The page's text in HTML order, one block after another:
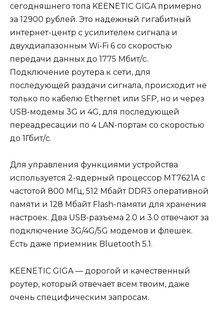
сегодняшнего топа KEENETIC GIGA примерно
за 12900 рублей. Это надежный гигабитный
интернет-центр с усилителем сигнала и
двухдиапазонным Wi-Fi 6 со скоростью
передачи данных до 1775 Мбит/с.
Подключение роутера к сети, для
последующей раздачи сигнала, происходит не
только по кабелю Ethernet или SFP, но и через
USB-модемы 3G и 4G, для последующей
переадресации по 4 LAN-портам со скоростью
до 1Гбит/с.
Для управления функциями устройства
используется 2-ядерный процессор MT7621A с
частотой 800 МГц, 512 Мбайт DDR3 оперативной
памяти и 128 Мбайт Flash-памяти для хранения
настроек. Два USB-разъема 2.0 и 3.0 отвечают за
подключение 3G/4G/5G модемов и флешек.
Есть даже приемник Bluetooth 5.1.
KEENETIC GIGA — дорогой и качественный
роутер, который отвечает всем твоим, даже
очень специфическим запросам.